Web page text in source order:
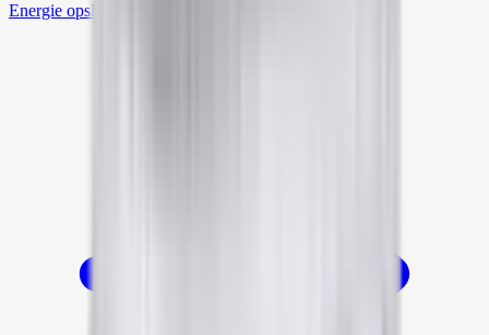
Energie opslaan voor later